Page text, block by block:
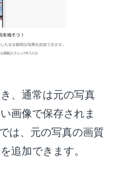
、通常は元の写真
画像で保存されま
は、元の写真の画質
追加できます。